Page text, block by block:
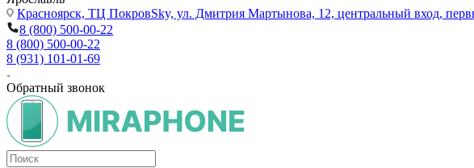
Красноярск, ТЦ ПокровSky, ул. Дмитрия Мартынова, 12, центральный вход,
8 (800) 500-00-22
8 (800) 500-00-22
8 (931) 101-01-69
Обратный звонок